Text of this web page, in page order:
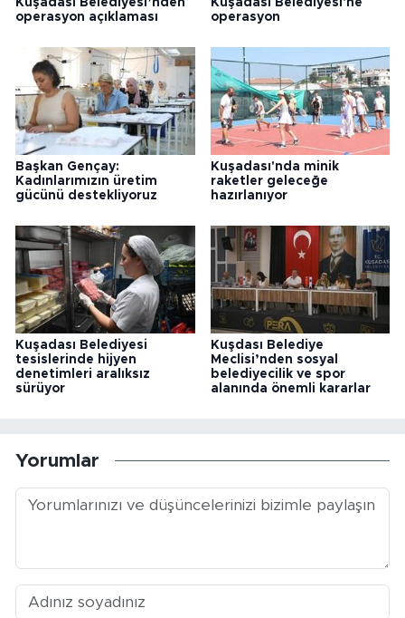
Kuşadası Belediyesi’nden
operasyon açıklaması
Kuşadası Belediyesi'ne
operasyon
Başkan Gençay:
Kadınlarımızın üretim
gücünü destekliyoruz
Kuşadası'nda minik
raketler geleceğe
hazırlanıyor
Kuşadası Belediyesi
tesislerinde hijyen
denetimleri aralıksız
sürüyor
Kuşdası Belediye
Meclisi’nden sosyal
belediyecilik ve spor
alanında önemli kararlar
Yorumlar